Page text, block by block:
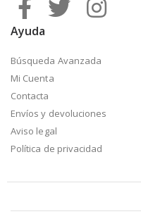
Ayuda
Búsqueda Avanzada
Mi Cuenta
Contacta
Envíos y devoluciones
Aviso legal
Política de privacidad